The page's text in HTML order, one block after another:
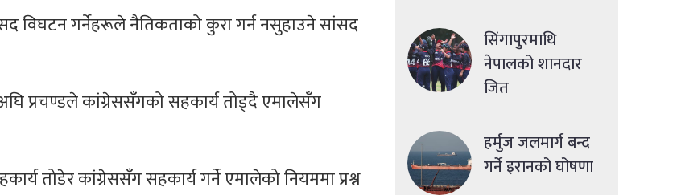
गर्नेहरूले नैतिकताको कुरा गर्न नसुहाउने सांसद
प्रचण्डले कांग्रेससँगको सहकार्य तोड्दै एमालेसँग
तोडेर कांग्रेससँग सहकार्य गर्ने एमालेको नियममा प्रश्न
सिंगापुरमाथि
नेपालको शानदार
जित
हर्मुज जलमार्ग बन्द
गर्ने इरानको घोषणा